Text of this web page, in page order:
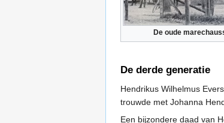
De oude
De derde generatie
Hendrikus Wilhelmus
trouwde met Johanna
Een bijzondere daad van